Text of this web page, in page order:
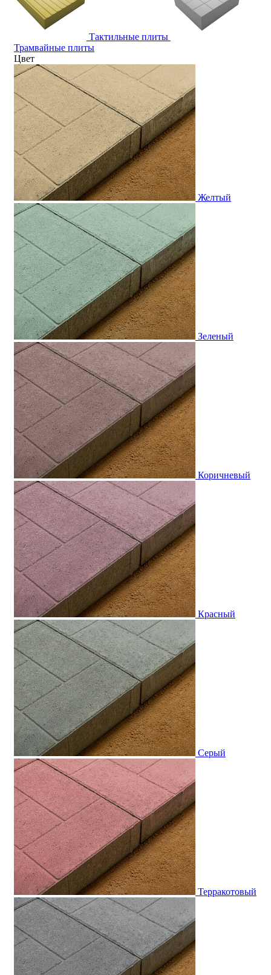
Тактильные плиты
Трамвайные плиты
Цвет
Желтый
Зеленый
Коричневый
Красный
Серый
Терракотовый